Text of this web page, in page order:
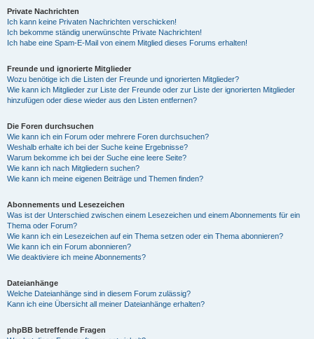
Private Nachrichten
Ich kann keine Privaten Nachrichten verschicken!
Ich bekomme ständig unerwünschte Private Nachrichten!
Ich habe eine Spam-E-Mail von einem Mitglied dieses Forums erhalten!
Freunde und ignorierte Mitglieder
Wozu benötige ich die Listen der Freunde und ignorierten Mitglieder?
Wie kann ich Mitglieder zur Liste der Freunde oder zur Liste der ignorierten Mitglieder
hinzufügen oder diese wieder aus den Listen entfernen?
Die Foren durchsuchen
Wie kann ich ein Forum oder mehrere Foren durchsuchen?
Weshalb erhalte ich bei der Suche keine Ergebnisse?
Warum bekomme ich bei der Suche eine leere Seite?
Wie kann ich nach Mitgliedern suchen?
Wie kann ich meine eigenen Beiträge und Themen finden?
Abonnements und Lesezeichen
Was ist der Unterschied zwischen einem Lesezeichen und einem Abonnements für ein
Thema oder Forum?
Wie kann ich ein Lesezeichen auf ein Thema setzen oder ein Thema abonnieren?
Wie kann ich ein Forum abonnieren?
Wie deaktiviere ich meine Abonnements?
Dateianhänge
Welche Dateianhänge sind in diesem Forum zulässig?
Kann ich eine Übersicht all meiner Dateianhänge erhalten?
phpBB betreffende Fragen